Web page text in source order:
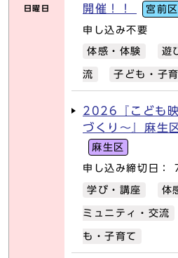
日曜日
開催！！
宮前区
申し込み不要
体感・体験 遊
流 子ども・子
2026『こども
づくり～』麻生
麻生区
申し込み締切日：
学び・講座 体
ミュニティ・交流
も・子育て